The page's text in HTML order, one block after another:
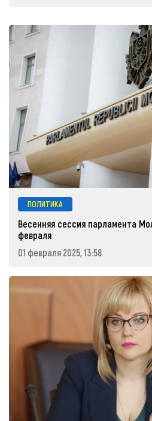
ПОЛИТИКА
Весенняя сессия парламента
февраля
01 февраля 2025, 13:58